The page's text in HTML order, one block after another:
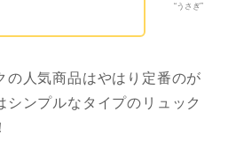
“うさぎ”
の人気商品はやはり定番のが
シンプルなタイプのリュック